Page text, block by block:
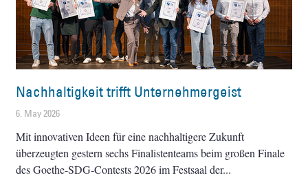
Nachhaltigkeit trifft Unternehmergeist
6. May 2026
Mit innovativen Ideen für eine nachhaltigere Zukunft
überzeugten gestern sechs Finalistenteams beim großen Finale
des Goethe-SDG-Contests 2026 im Festsaal der